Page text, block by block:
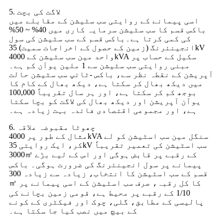
5. لاگت کی بچت
اسی پیمانے کے روایتی سب سٹیشن کے مقابلے میں
باکس قسم کا سب سٹیشن سرمایہ کاری میں 40% ~ 50%
کی کمی کرتا ہے۔باکس قسم کے سب سٹیشن کی سول
انجینئرنگ (زمین کے حصول کے اخراجات سمیت) 35kV
واحد مین سب سٹیشن کے 4000kVA سکیل کے حساب پر
مبنی روایتی سب سٹیشن سے 1 ملین یوآن کم ہے۔
آپریشن کے نقطہ نظر سے، باکس -ٹائپ سب سٹیشن حالت
میں دیکھ بھال کر سکتا ہے، دیکھ بھال کے کام کا
بوجھ کم کر سکتا ہے، اور ہر سال تقریباً 100,000
یوآن آپریشن اور دیکھ بھال کی لاگت کو بچا سکتا
ہے، اور مجموعی اقتصادی فائدہ بہت زیادہ ہے۔
6. چھوٹا مقبوضہ علاقہ
مثال کے طور پر 4000kVA سنگل مین سب اسٹیشن کو لے
کر، ایک روایتی 35kV سب اسٹیشن کی تعمیر تقریباً
3000㎡ کے رقبے پر قابض ہوگی اور اس کے لیے بڑے
پیمانے پر سول انجینئرنگ کی ضرورت ہوگی۔ باکس
قسم کے سب اسٹیشن کا انتخاب، زیادہ سے زیادہ 300
㎡ کا کل رقبہ، صرف سب اسٹیشن کے اسی پیمانے پر
1/10 کے رقبے پر محیط ہے، قومی زمین بچانے کی
پالیسی کے مطابق، گلی، چوک اور فیکٹری کے کونے
کے بیچ میں نصب کیا جا سکتا ہے۔